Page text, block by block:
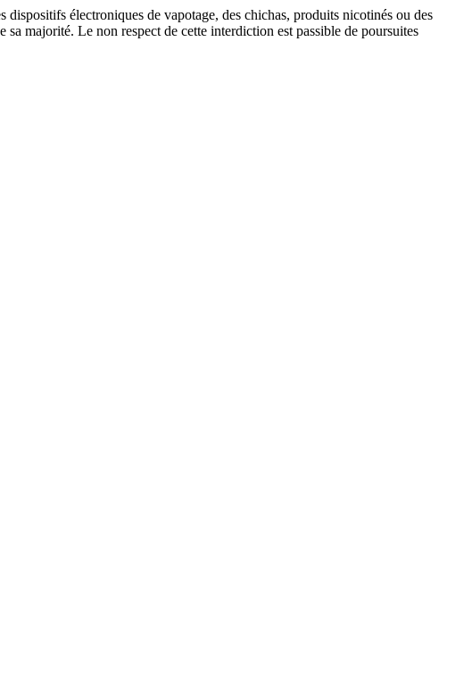
électroniques de vapotage, des chichas, produits nicotinés ou des
majorité. Le non respect de cette interdiction est passible de poursuites